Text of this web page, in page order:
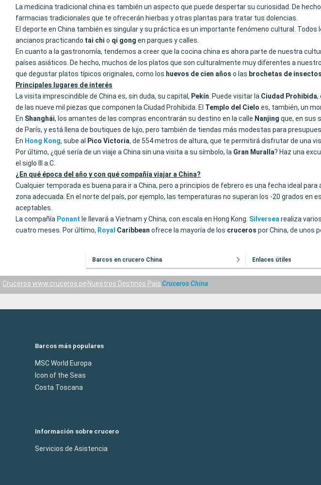
La medicina tradicional china es también un aspecto que puede despertar su curiosidad. De
farmacias tradicionales que te ofrecerán hierbas y otras plantas para tratar tus dolencias.
El deporte en China también es singular y su práctica es un importante fenómeno cultural.
ancianos practicando tai chi o qi gong en parques y calles.
En cuanto a la gastronomía, tendemos a creer que la cocina china es ahora parte de nuestra
países asiáticos. De hecho, muchos de los platos que son culturalmente muy diferentes a
que degustar platos típicos originales, como los huevos de cien años o las brochetas de insectos
Principales lugares de interés
La visita imprescindible de China es, sin duda, su capital, Pekín . Puede visitar la Ciudad Prohibida,
de las nueve mil piezas que componen la Ciudad Prohibida. El Templo del Cielo es, también, un
En Shanghái, los amantes de las compras encontrarán su destino en la calle Nanjing que, en sus
de París, y está llena de boutiques de lujo, pero también de tiendas más modestas para
En Hong Kong, sube al Pico Victoria, de 554 metros de altura, que te permitirá disfrutar de una
Por último, ¿qué sería de un viaje a China sin una visita a su símbolo, la Gran Muralla? Haz una
el siglo III a.C.
¿En qué época del año y con qué compañía viajar a China?
Cualquier temporada es buena para ir a China, pero a principios de febrero es una fecha ideal
zona adecuada. En el norte del país, por ejemplo, las temperaturas no superan los -20 grados en
aceptables.
La compañía Ponant le llevará a Vietnam y China, con escala en Hong Kong. Silversea realiza
cuatro meses. Por último, Royal Caribbean ofrece la mayoría de los cruceros por China, de unos
Barcos en crucero China Enlaces útiles
Cruceros www.cruceros.pe Nuestros Destinos PaísCruceros China
Barcos más populares
MSC World Europa
Icon of the Seas
Costa Toscana
Información sobre crucero
Servicios de Asistencia